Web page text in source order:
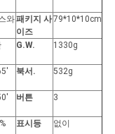
와패키지 사
이즈
79*10*10cm
G.W. 1330g
북서. 532g
버튼 3
표시등 없이